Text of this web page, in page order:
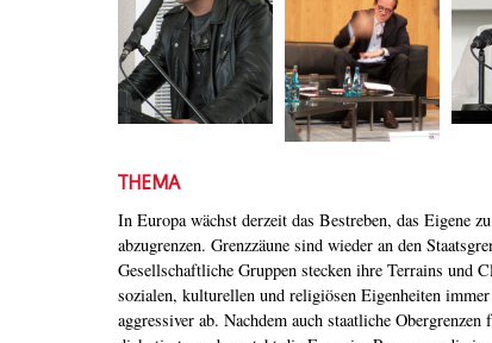
THEMA
In Europa wächst derzeit das Bestreben, das Eigene
abzugrenzen. Grenzzäune sind wieder an den
Gesellschaftliche Gruppen stecken ihre Terrains und
sozialen, kulturellen und religiösen Eigenheiten
aggressiver ab. Nachdem auch staatliche
Eigene sich auflöst und das Fremde beginnt?
Identitätskonzept, das populistische Parteien in ganz
propagieren, in einer globalisierten Welt? Die
Erfahrung bringen, wie mit individuellen
Unbehagen umgegangen werden kann? Was sagen uns